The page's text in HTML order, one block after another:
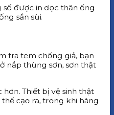
được in dọc thân ống
sần sùi.
tra tem chống giả, bạn
nắp thùng sơn, sơn thật
Thiết bị vệ sinh thật
cạo ra, trong khi hàng